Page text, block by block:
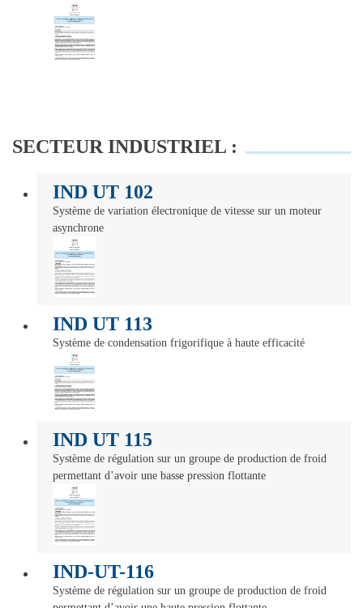
SECTEUR INDUSTRIEL :
IND UT 102
Système de variation électronique de vitesse sur un moteur
asynchrone
IND UT 113
Système de condensation frigorifique à haute efficacité
IND UT 115
Système de régulation sur un groupe de production de froid
permettant d’avoir une basse pression flottante
IND-UT-116
Système de régulation sur un groupe de production de froid